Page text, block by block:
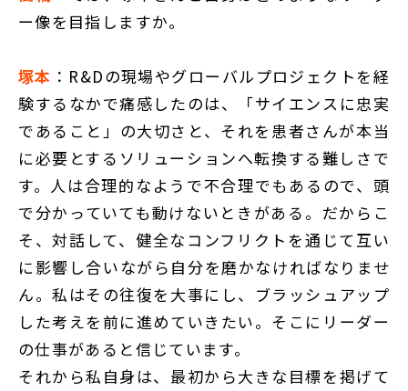
ー像を目指しますか。
塚本 ：R&Dの現場やグローバルプロジェクトを経
験するなかで痛感したのは、「サイエンスに忠実
であること」の大切さと、それを患者さんが本当
に必要とするソリューションへ転換する難しさで
す。人は合理的なようで不合理でもあるので、頭
で分かっていても動けないときがある。だからこ
そ、対話して、健全なコンフリクトを通じて互い
に影響し合いながら自分を磨かなければなりませ
ん。私はその往復を大事にし、ブラッシュアップ
した考えを前に進めていきたい。そこにリーダー
の仕事があると信じています。
それから私自身は、最初から大きな目標を掲げて